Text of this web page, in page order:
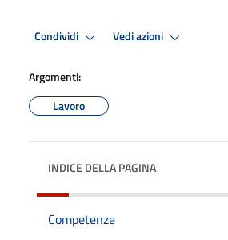
Condividi Vedi azioni
Argomenti:
Lavoro
INDICE DELLA PAGINA
Competenze